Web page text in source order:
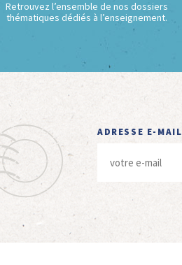
Retrouvez l’ensemble de nos dossiers
thématiques dédiés à l’enseignement.
ADRESSE E-MAIL